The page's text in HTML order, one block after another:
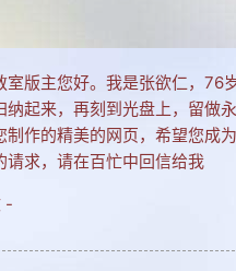
版主您好。我是张欲仁，76
起来，再刻到光盘上，留做
作的精美的网页，希望您成
求，请在百忙中回信给我
-